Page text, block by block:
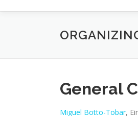
General
Miguel Botto-Tobar,